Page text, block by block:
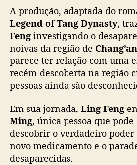
ahead of September 27
录
pic.twitter.com/
— cdrama tweets
September
A produção, adaptada do
Legend of Tang Dynasty,
Feng investigando o
noivas da região de Chang’an
parece ter relação com uma
recém-descoberta na região
pessoas ainda são
Em sua jornada, Ling Feng
Ming, única pessoa que
descobrir o verdadeiro poder
novo medicamento e o
desaparecidas.